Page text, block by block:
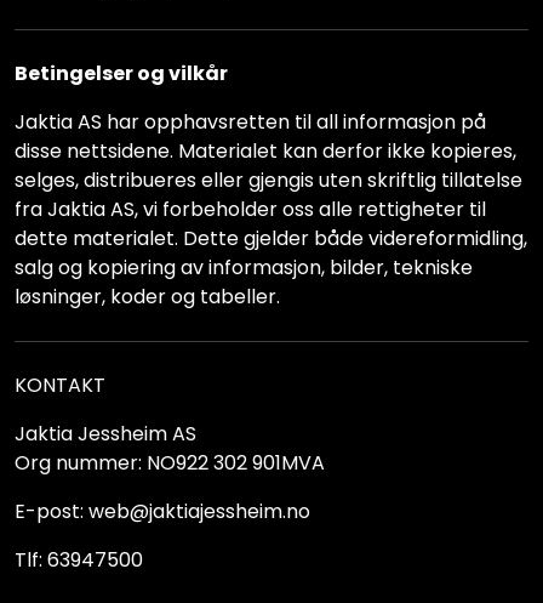
Betingelser og vilkår
Jaktia AS har opphavsretten til all informasjon på
disse nettsidene. Materialet kan derfor ikke kopieres,
selges, distribueres eller gjengis uten skriftlig tillatelse
fra Jaktia AS, vi forbeholder oss alle rettigheter til
dette materialet. Dette gjelder både videreformidling,
salg og kopiering av informasjon, bilder, tekniske
løsninger, koder og tabeller.
KONTAKT
Jaktia Jessheim AS
Org nummer: NO922 302 901MVA
E-post: web@jaktiajessheim.no
Tlf: 63947500